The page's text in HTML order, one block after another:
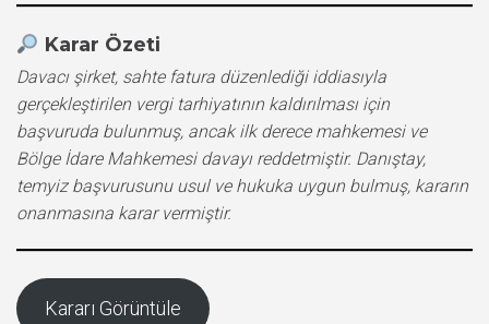
Karar Özeti
Davacı şirket, sahte fatura düzenlediği iddiasıyla
gerçekleştirilen vergi tarhiyatının kaldırılması için
başvuruda bulunmuş, ancak ilk derece mahkemesi ve
Bölge İdare Mahkemesi davayı reddetmiştir. Danıştay,
temyiz başvurusunu usul ve hukuka uygun bulmuş, kararın
onanmasına karar vermiştir.
Kararı Görüntüle